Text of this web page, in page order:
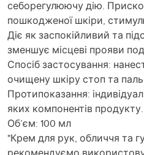
себорегулюючу дію.
пошкодженої шкіри,
Діє як заспокійливий та
зменшує місцеві прояви
Спосіб застосування:
очищену шкіру стоп та
Протипоказання:
яких компонентів продукту.
Об’єм: 100 мл
"Крем для рук, обличчя та